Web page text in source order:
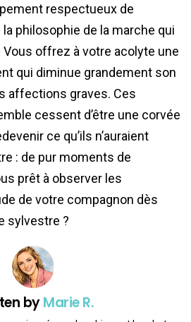
respectueux de
la philosophie de la marche qui
offrez à votre acolyte une
qui diminue grandement son
affections graves. Ces
cessent d’être une corvée
ce qu’ils n’auraient
: de pur moments de
prêt à observer les
de votre compagnon dès
sylvestre ?
byMarie R.